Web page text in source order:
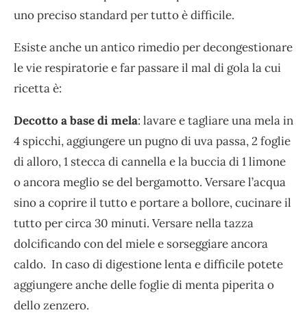
uno preciso standard per tutto è difficile.
Esiste anche un antico rimedio per decongestionare
le vie respiratorie e far passare il mal di gola la cui
ricetta è:
Decotto a base di mela: lavare e tagliare una mela in
4 spicchi, aggiungere un pugno di uva passa, 2 foglie
di alloro, 1 stecca di cannella e la buccia di 1 limone
o ancora meglio se del bergamotto. Versare l’acqua
sino a coprire il tutto e portare a bollore, cucinare il
tutto per circa 30 minuti. Versare nella tazza
dolcificando con del miele e sorseggiare ancora
caldo. In caso di digestione lenta e difficile potete
aggiungere anche delle foglie di menta piperita o
dello zenzero.